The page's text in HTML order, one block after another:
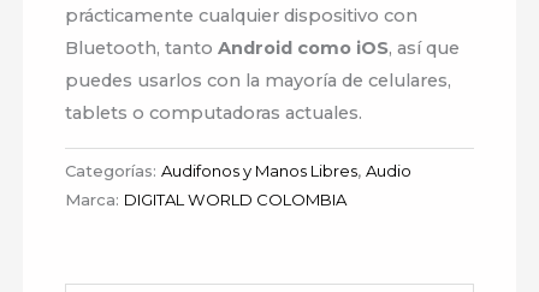
prácticamente cualquier dispositivo con
Bluetooth, tantoAndroid como iOS, así que
puedes usarlos con la mayoría de celulares,
tablets o computadoras actuales.
Categorías:Audifonos y Manos Libres,Audio
Marca: DIGITAL WORLD COLOMBIA